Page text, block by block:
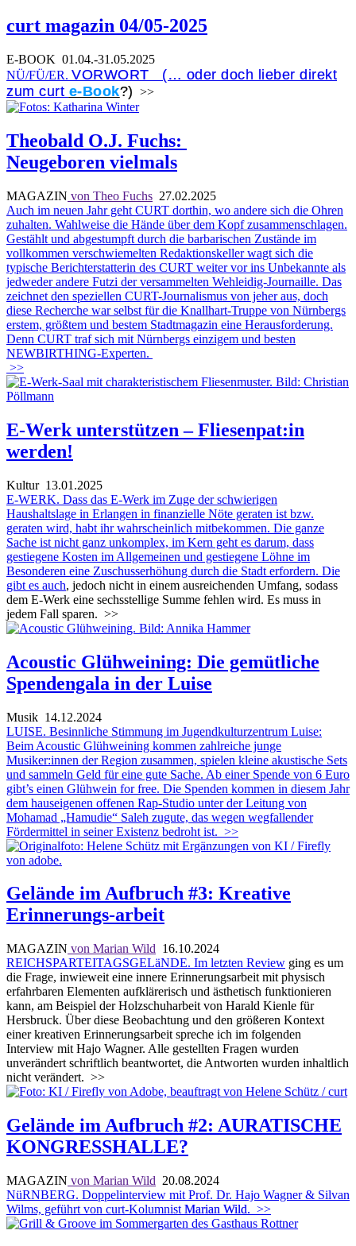
curt magazin 04/05-2025
E-BOOK 01.04.-31.05.2025
NÜ/FÜ/ER. VORWORT (… oder doch lieber direkt
zum curt e-Book?) >>
Theobald O.J. Fuchs:
Neugeboren vielmals
MAGAZIN von Theo Fuchs 27.02.2025
Auch im neuen Jahr geht CURT dorthin, wo andere sich die Ohren
zuhalten. Wahlweise die Hände über dem Kopf zusammenschlagen.
Gestählt und abgestumpft durch die barbarischen Zustände im
vollkommen verschwiemelten Redaktionskeller wagt sich die
typische Berichterstatterin des CURT weiter vor ins Unbekannte als
jedweder andere Futzi der versammelten Wehleidig-Journaille. Das
zeichnet den speziellen CURT-Journalismus von jeher aus, doch
diese Recherche war selbst für die Knallhart-Truppe von Nürnbergs
erstem, größtem und bestem Stadtmagazin eine Herausforderung.
Denn CURT traf sich mit Nürnbergs einzigem und besten
NEWBIRTHING-Experten.
>>
E-Werk unterstützen – Fliesenpat:in
werden!
Kultur13.01.2025
E-WERK. Dass das E-Werk im Zuge der schwierigen
Haushaltslage in Erlangen in finanzielle Nöte geraten ist bzw.
geraten wird, habt ihr wahrscheinlich mitbekommen. Die ganze
Sache ist nicht ganz unkomplex, im Kern geht es darum, dass
gestiegene Kosten im Allgemeinen und gestiegene Löhne im
Besonderen eine Zuschusserhöhung durch die Stadt erfordern. Die
gibt es auch, jedoch nicht in einem ausreichenden Umfang, sodass
dem E-Werk eine sechsstellige Summe fehlen wird. Es muss in
jedem Fall sparen. >>
Acoustic Glühweining: Die gemütliche
Spendengala in der Luise
Musik 14.12.2024
LUISE. Besinnliche Stimmung im Jugendkulturzentrum Luise:
Beim Acoustic Glühweining kommen zahlreiche junge
Musiker:innen der Region zusammen, spielen kleine akustische Sets
und sammeln Geld für eine gute Sache. Ab einer Spende von 6 Euro
gibt’s einen Glühwein for free. Die Spenden kommen in diesem Jahr
dem hauseigenen offenen Rap-Studio unter der Leitung von
Mohamad „Hamudie“ Saleh zugute, das wegen wegfallender
Fördermittel in seiner Existenz bedroht ist. >>
Gelände im Aufbruch #3: Kreative
Erinnerungs-arbeit
MAGAZIN von Marian Wild 16.10.2024
REICHSPARTEITAGSGELäNDE. Im letzten Review ging es um
die Frage, inwieweit eine innere Erinnerungsarbeit mit physisch
erfahrbaren Elementen aufklärerisch und ästhetisch funktionieren
kann, am Beispiel der Holzschuharbeit von Harald Kienle für
Hersbruck. Über diese Beobachtung und den größeren Kontext
einer kreativen Erinnerungsarbeit spreche ich im folgenden
Interview mit Hajo Wagner. Alle gestellten Fragen wurden
unverändert schriftlich beantwortet, die Antworten wurden inhaltlich
nicht verändert. >>
Gelände im Aufbruch #2: AURATISCHE
KONGRESSHALLE?
MAGAZIN von Marian Wild 20.08.2024
NüRNBERG. Doppelinterview mit Prof. Dr. Hajo Wagner & Silvan
Wilms, geführt von curt-Kolumnist Marian Wild. >>